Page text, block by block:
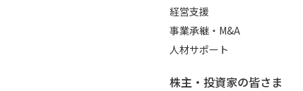
経営支援
事業承継・M&A
人材サポート
株主・投資家の皆さま